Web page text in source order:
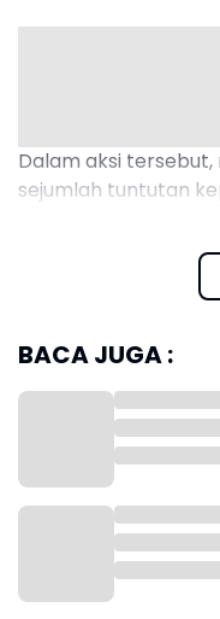
Dalam aksi
sejumlah tuntutan
penurunan harga
BACA JUGA :